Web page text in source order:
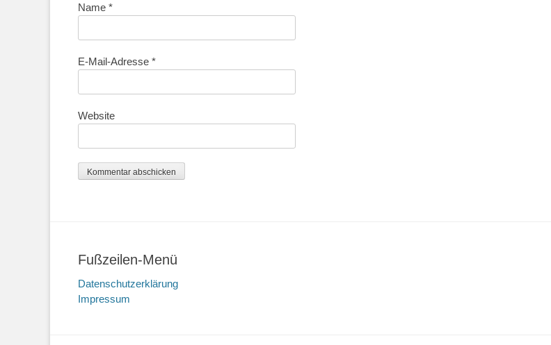
Name *
E-Mail-Adresse *
Website
Fußzeilen-Menü
Datenschutzerklärung
Impressum